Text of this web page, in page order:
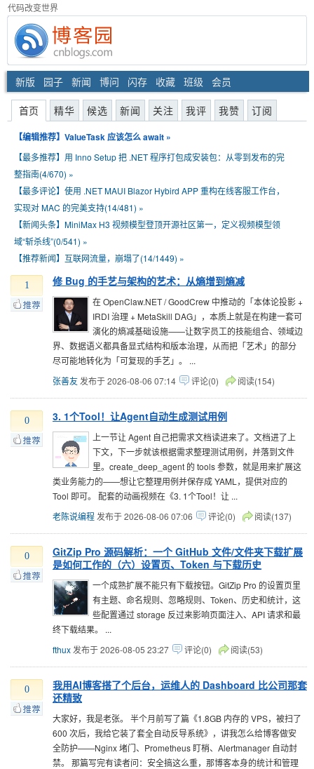
代码改变世界
新版 园子 新闻 博问 闪存 收藏 班级 会员
首页 精华 候选 新闻 关注 我评 我赞 订阅
【编辑推荐】 ValueTask 应该怎么 await »
【最多推荐】 用 Inno Setup 把 .NET 程序打包成安装包：从零到发布的完
整指南(4/670) »
【最多评论】 使用 .NET MAUI Blazor Hybird APP 重构在线客服工作台，
实现对 MAC 的完美支持(14/481) »
【新闻头条】 MiniMax H3 视频模型登顶开源社区第一，定义视频模型领
域“斩杀线”(0/541) »
【推荐新闻】 互联网流量，崩塌了(14/1449) »
1 修 Bug 的手艺与架构的艺术：从熵增到熵减
在 OpenClaw.NET / GoodCrew 中推动的「本体论投影 +
IRDI 治理 + MetaSkill DAG」，本质上就是在构建一套可
演化的熵减基础设施——让数字员工的技能组合、领域边
界、数据语义都具备显式结构和版本治理，从而把「艺术」的部分
尽可能地转化为「可复现的手艺」。 ...
张善友 发布于 2026-08-06 07:14 评论(0) 阅读(154)
0 3. 1个Tool！让Agent自动生成测试用例
上一节让 Agent 自己把需求文档读进来了。文档进了上
下文，下一步就该根据需求整理测试用例，并落到文件
里。create_deep_agent 的 tools 参数，就是用来扩展这
类业务能力的——想让它整理用例并保存成 YAML，提供对应的
Tool 即可。 配套的动画视频在《3. 1个Tool！让 ...
老陈说编程 发布于 2026-08-06 07:06 评论(0) 阅读(137)
0
GitZip Pro 源码解析：一个 GitHub 文件/文件夹下载扩展
是如何工作的（六）设置页、Token 与下载历史
一个成熟扩展不能只有下载按钮。GitZip Pro 的设置页里
有主题、命名规则、忽略规则、Token、历史和统计，这
些配置通过 storage 反过来影响页面注入、API 请求和最
终下载结果。 ...
fthux 发布于 2026-08-05 23:27 评论(0) 阅读(53)
0
我用AI博客搭了个后台，运维人的 Dashboard 比公司那套
还精致
大家好，我是老张。 半个月前写了篇《1.8GB 内存的 VPS，被扫了
600 次后，我给它装了套全自动反导系统》，讲我怎么给博客做安
全防护——Nginx 堵门、Prometheus 盯梢、Alertmanager 自动封
禁。 那篇写完有读者问：安全搞这么重，那博客本身的统计和管理